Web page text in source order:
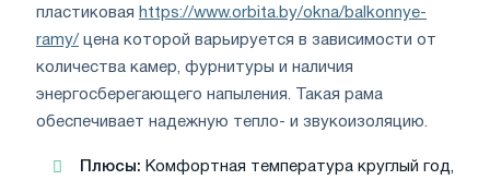
пластиковая https://www.orbita.by/okna/balkonnye-
ramy/ цена которой варьируется в зависимости от
количества камер, фурнитуры и наличия
энергосберегающего напыления. Такая рама
обеспечивает надежную тепло- и звукоизоляцию.
Плюсы: Комфортная температура круглый год,